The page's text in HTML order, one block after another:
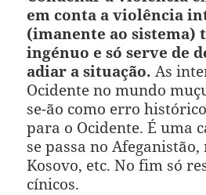
em conta a violência
(imanente ao sistema)
ingénuo e só serve de
adiar a situação.As
Ocidente no mundo
se-ão como erro
para o Ocidente. É uma
se passa no
Kosovo, etc. No fim só
cínicos.